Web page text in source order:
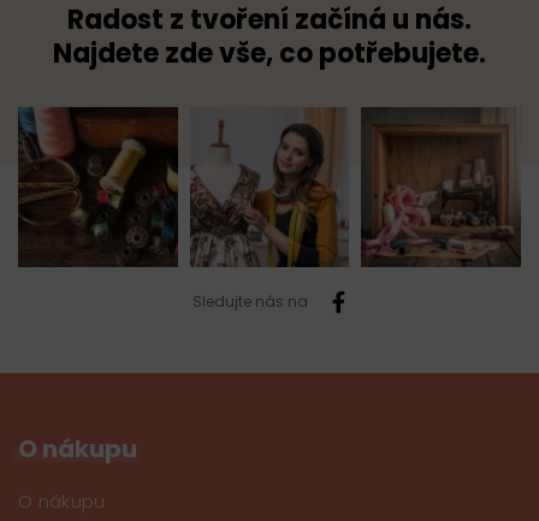
Radost z tvoření začíná u nás.
Najdete zde vše, co potřebujete.
Sledujte nás na
O nákupu
O nákupu